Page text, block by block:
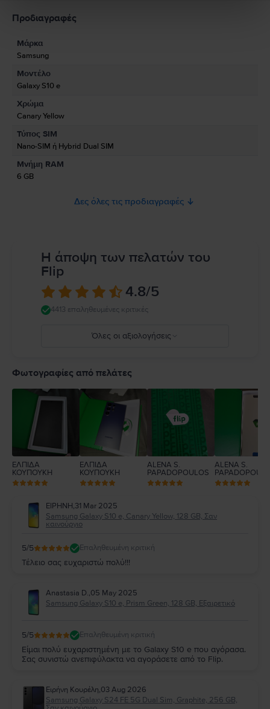
τηλεφώνου ή οποιασδήποτε άλλης συσκευής που διαθέτει λειτουργία
Πληροφορίες Ασφάλειας Προϊόντος
Πληροφορίες Ασφάλειας Προϊόντος
Πληροφορίες σχετικά με τις προειδοποιήσεις ασφαλείας που αφορούν
το προϊόν.
Προδιαγραφές
Μάρκα
Samsung
Μοντέλο
Galaxy S10 e
Χρώμα
Canary Yellow
Τύπος SIM
Nano-SIM ή Hybrid Dual SIM
Μνήμη RAM
6 GB
Δες όλες τις προδιαγραφές
Η άποψη των πελατών του
Flip
4.8/5
4413 επαληθευμένες κριτικές
Όλες οι αξιολογήσεις
4
Φωτογραφίες από πελάτες
ΕΛΠΙΔΑ
ΚΟΥΠΟΥΚΗ
ΕΛΠΙΔΑ
ΚΟΥΠΟΥΚΗ
ALENA S.
PAPADOPOULOS
ALENA S.
ΕΙΡΗΝΗ,31 Mar 2025
Samsung Galaxy S10 e, Canary Yellow, 128 GB, Σαν
καινούργιο
5/5 Επαληθευμένη κριτική
Τέλειο σας ευχαριστώ πολύ!!!
Anastasia D.,05 May 2025
Samsung Galaxy S10 e, Prism Green, 128 GB, Εξαιρετικό
5/5 Επαληθευμένη κριτική
Είμαι πολύ ευχαριστημένη με το Galaxy S10 e που αγόρασα.
Σας συνιστώ ανεπιφύλακτα να αγοράσετε από το Flip.
Ειρήνη Κουρέλη,03 Aug 2026
Samsung Galaxy S24 FE 5G Dual Sim, Graphite, 256 GB,